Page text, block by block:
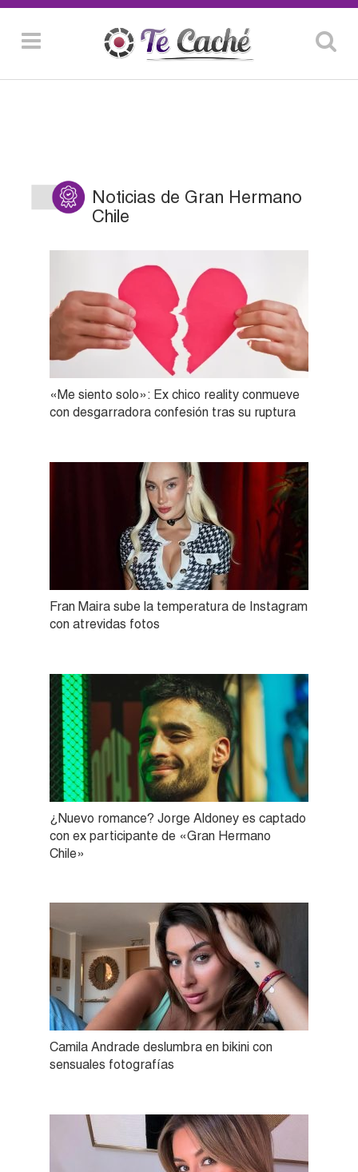
Noticias de Gran Hermano
Chile
«Me siento solo»: Ex chico reality conmueve
con desgarradora confesión tras su ruptura
Fran Maira sube la temperatura de Instagram
con atrevidas fotos
¿Nuevo romance? Jorge Aldoney es captado
con ex participante de «Gran Hermano
Chile»
Camila Andrade deslumbra en bikini con
sensuales fotografías